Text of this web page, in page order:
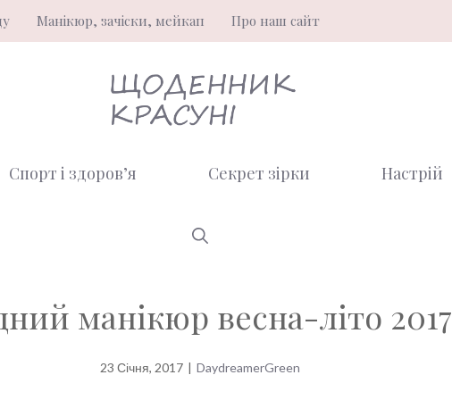
Манікюр, зачіски, мейкап Про наш сайт
Спорт і здоров’я Секрет зірки Настрій
манікюр весна-літо 2017
23 Січня, 2017 | DaydreamerGreen